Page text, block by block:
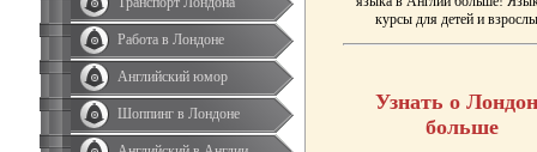
Работа в Лондоне
Английский юмор
Шоппинг в Лондоне
курсы для детей и
Узнать о
больше